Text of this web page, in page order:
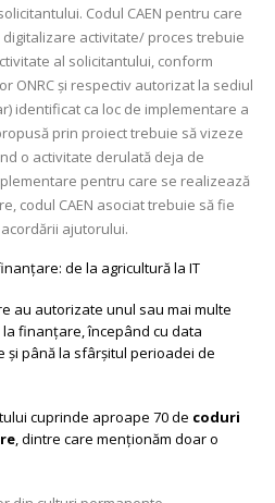
Codul CAEN pentru care
activitate/ proces trebuie
al solicitantului, conform
ONRC și respectiv autorizat la sediul
identificat ca loc de implementare a
prin proiect trebuie să vizeze
o activitate derulată deja de
pentru care se realizează
codul CAEN asociat trebuie să fie
ajutorului.
de la agricultură la IT
au autorizate unul sau mai multe
la finanțare, începând cu data
până la sfârșitul perioadei de
cuprinde aproape 70 de coduri
, dintre care menționăm doar o